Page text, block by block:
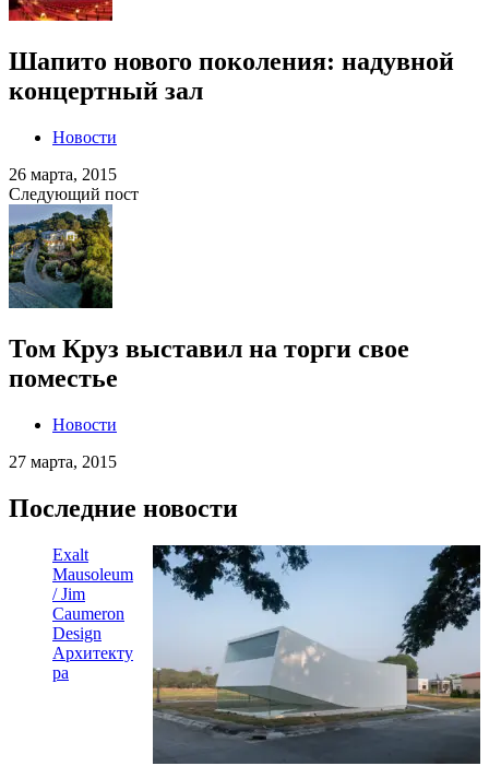
Шапито нового поколения: надувной
концертный зал
Новости
26 марта, 2015
Следующий пост
Том Круз выставил на торги свое
поместье
Новости
27 марта, 2015
Последние новости
Exalt
Mausoleum
/ Jim
Caumeron
Design
Архитекту
ра